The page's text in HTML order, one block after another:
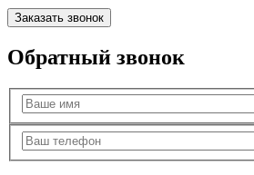
Заказать звонок
Обратный звонок